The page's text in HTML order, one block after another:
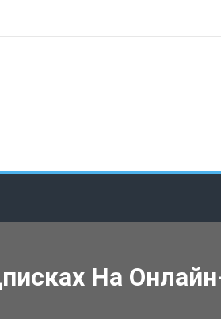
На